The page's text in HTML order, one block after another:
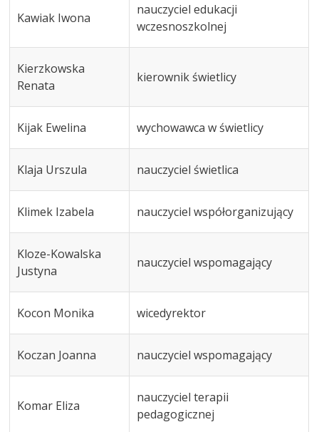
Kawiak Iwona
nauczyciel edukacji
wczesnoszkolnej
Kierzkowska
Renata
kierownik świetlicy
Kijak Ewelina wychowawca w świetlicy
Klaja Urszula nauczyciel świetlica
Klimek Izabela nauczyciel współorganizujący
Kloze-Kowalska
Justyna
nauczyciel wspomagający
Kocon Monika wicedyrektor
Koczan Joanna nauczyciel wspomagający
Komar Eliza
nauczyciel terapii
pedagogicznej